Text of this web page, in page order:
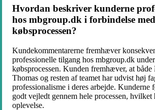
Hvordan beskriver kunderne
hos mbgroup.dk i forbindelse
købsprocessen?
Kundekommentarerne fremhæver
professionelle tilgang hos mbgroup.dk
købsprocessen. Kunden fremhæver, at
Thomas og resten af teamet har udvist høj
professionalisme i deres arbejde. Kunderne
godt vejledt gennem hele processen,
oplevelse.